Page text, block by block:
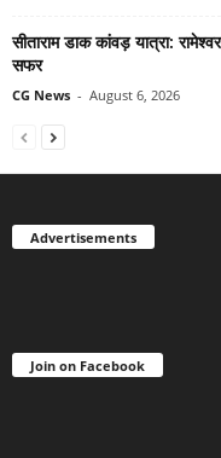
सीताराम डाक कांवड़ यात्रा:
सफर
CG News - August 6, 2026
Advertisements
Join on Facebook